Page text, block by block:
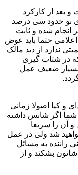
بعد از کارکرد
پمپ های نو حدود سی درصد
انجام شده و ثابت
حتما باید عوض
ندارد از دید مالک
در شتاب گیری
ضعیف عمل
و کیا اصولا زمانی
شما اگر شانس داشته
آن را سریعا
شد ولی در عمل
به مسائل
بشکند و از